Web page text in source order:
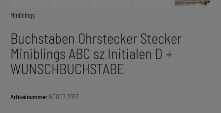
Miniblings
Buchstaben Ohrstecker Stecker
Miniblings ABC sz Initialen D +
WUNSCHBUCHSTABE
Artikelnummer NEUP7-2957